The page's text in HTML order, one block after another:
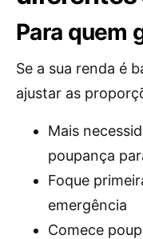
Para quem
Se a sua renda é
ajustar as
Mais
poupança
Foque
emergência
Comece